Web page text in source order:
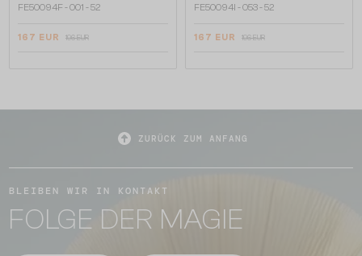
FE50094F - 001 - 52
167 EUR 196 EUR
FE50094I - 053 - 52
167 EUR 196 EUR
ZURÜCK ZUM ANFANG
BLEIBEN WIR IN KONTAKT
FOLGE DER MAGIE